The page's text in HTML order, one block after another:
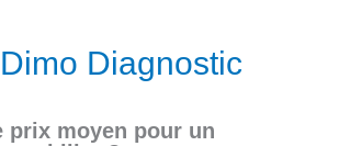
Diagnostic
prix moyen pour un